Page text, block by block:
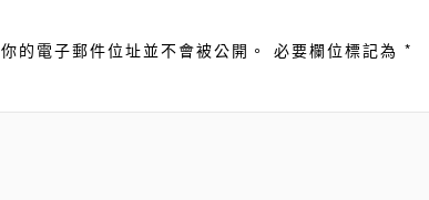
你的電子郵件位址並不會被公開。 必要欄位標記為 *